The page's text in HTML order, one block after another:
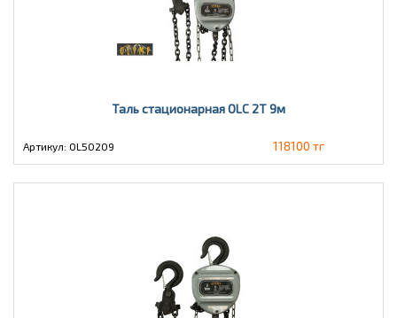
Таль стационарная OLC 2T 9м
Артикул: OL50209 118100 тг